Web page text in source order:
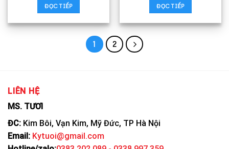
ĐỌC TIẾP ĐỌC TIẾP
1 2
LIÊN HỆ
MS. TƯƠI
ĐC: Kim Bôi, Vạn Kim, Mỹ Đức, TP Hà Nội
Email: Kytuoi@gmail.com